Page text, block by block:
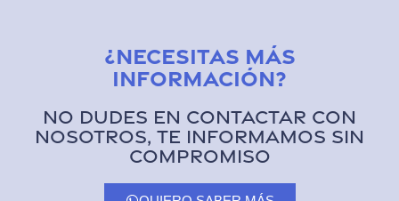
¿Necesitas más
información?
No dudes en contactar con
nosotros, te informamos sin
compromiso